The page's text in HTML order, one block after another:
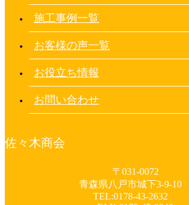
施工事例一覧
お客様の声一覧
お役立ち情報
お問い合わせ
佐々木商会
〒031-0072
青森県八戸市城下3-9-10
TEL:0178-43-2632